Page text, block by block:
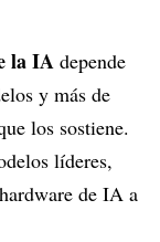
la IA depende
y más de
los sostiene.
líderes,
de IA a